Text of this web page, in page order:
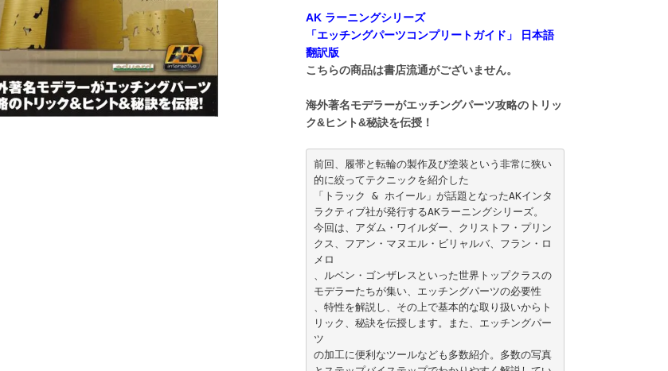
AK ラーニングシリーズ
「エッチングパーツコンプリートガイド」 日本語
翻訳版
こちらの商品は書店流通がございません。
海外著名モデラーがエッチングパーツ攻略のトリッ
ク&ヒント&秘訣を伝授！
前回、履帯と転輪の製作及び塗装という非常に狭い
的に絞ってテクニックを紹介した
「トラック & ホイール」が話題となったAKインタ
ラクティブ社が発行するAKラーニングシリーズ。
今回は、アダム・ワイルダー、クリストフ・プリン
クス、フアン・マヌエル・ビリャルバ、フラン・ロ
メロ
、ルベン・ゴンザレスといった世界トップクラスの
モデラーたちが集い、エッチングパーツの必要性
、特性を解説し、その上で基本的な取り扱いからト
リック、秘訣を伝授します。また、エッチングパー
ツ
の加工に便利なツールなども多数紹介。多数の写真